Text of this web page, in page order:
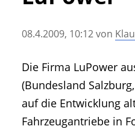
• Messen und
• Agritechnica
• Artikel nach
08.4.2009, 10:12von
Die Firma LuPower
(Bundesland
auf die Entwicklung
Fahrzeugantriebe in